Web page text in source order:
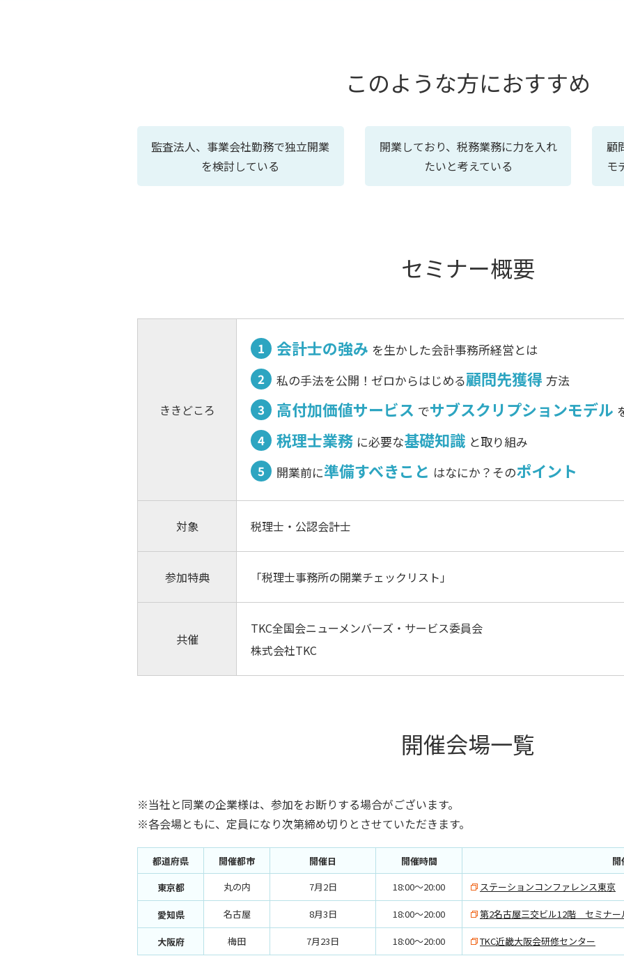
このような方におすすめ
監査法人、事業会社勤務で独立開業
を検討している
開業しており、税務業務に力を入れ
たいと考えている
顧
モ
セミナー概要
ききどころ
会計士の強み を生かした会計事務所経営とは
私の手法を公開！ゼロからはじめる顧問先獲得 方法
高付加価値サービス でサブスクリプションモデル
税理士業務 に必要な基礎知識 と取り組み
開業前に準備すべきこと はなにか？そのポイント
対象 税理士・公認会計士
参加特典 「税理士事務所の開業チェックリスト」
共催
TKC全国会ニューメンバーズ・サービス委員会
株式会社TKC
開催会場一覧
※当社と同業の企業様は、参加をお断りする場合がございます。
※各会場ともに、定員になり次第締め切りとさせていただきます。
都道府県 開催都市 開催日 開催時間
開
東京都
丸の内 7月2日 18:00～20:00 ステーションコンファレンス東京
愛知県 名古屋 8月3日 18:00～20:00 第2名古屋三交ビル12階 セミナー
大阪府 梅田 7月23日 18:00～20:00 TKC近畿大阪会研修センター